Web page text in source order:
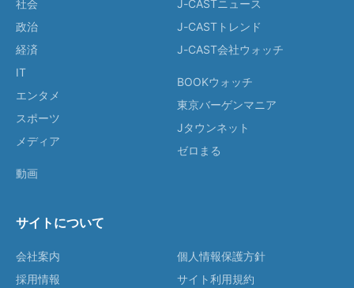
社会
政治
経済
IT
エンタメ
スポーツ
メディア
動画
J-CASTニュース
J-CASTトレンド
J-CAST会社ウォッチ
BOOKウォッチ
東京バーゲンマニア
Jタウンネット
ゼロまる
サイトについて
会社案内
採用情報
個人情報保護方針
サイト利用規約